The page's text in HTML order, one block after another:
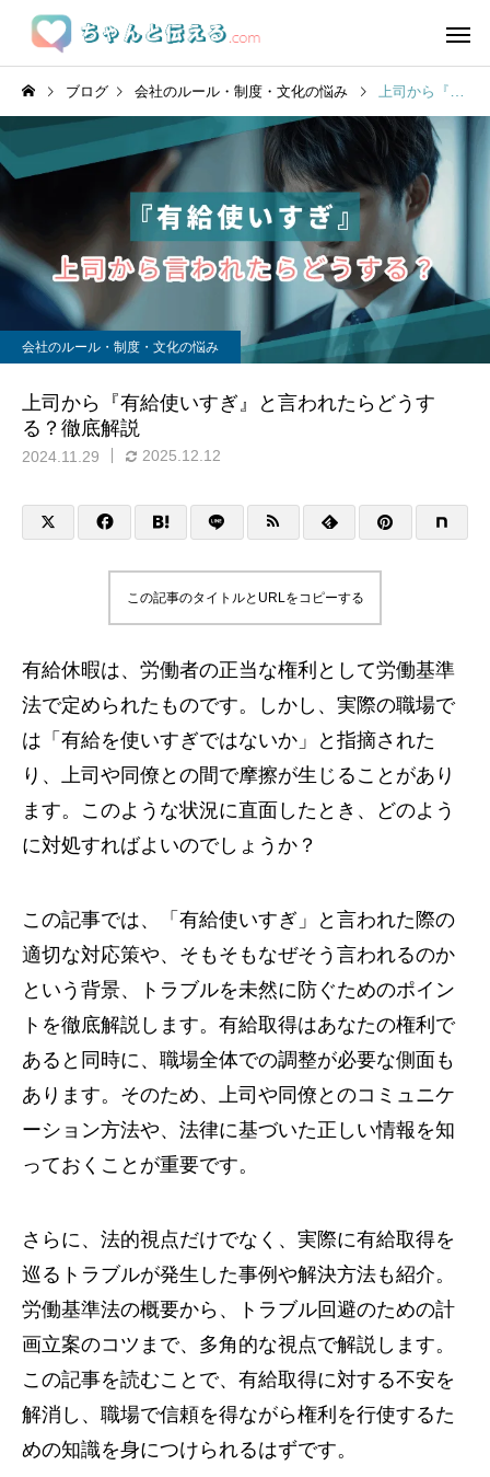
ブログ 会社のルール・制度・文化の悩み 上司から『有給使いすぎ』と言われたらどうする？徹底解説
会社のルール・制度・文化の悩み
上司から『有給使いすぎ』と言われたらどうす
る？徹底解説
2024.11.29 2025.12.12
この記事のタイトルとURLをコピーする
有給休暇は、労働者の正当な権利として労働基準
法で定められたものです。しかし、実際の職場で
は「有給を使いすぎではないか」と指摘された
り、上司や同僚との間で摩擦が生じることがあり
ます。このような状況に直面したとき、どのよう
に対処すればよいのでしょうか？
この記事では、「有給使いすぎ」と言われた際の
適切な対応策や、そもそもなぜそう言われるのか
という背景、トラブルを未然に防ぐためのポイン
トを徹底解説します。有給取得はあなたの権利で
あると同時に、職場全体での調整が必要な側面も
あります。そのため、上司や同僚とのコミュニケ
ーション方法や、法律に基づいた正しい情報を知
っておくことが重要です。
さらに、法的視点だけでなく、実際に有給取得を
巡るトラブルが発生した事例や解決方法も紹介。
労働基準法の概要から、トラブル回避のための計
画立案のコツまで、多角的な視点で解説します。
この記事を読むことで、有給取得に対する不安を
解消し、職場で信頼を得ながら権利を行使するた
めの知識を身につけられるはずです。